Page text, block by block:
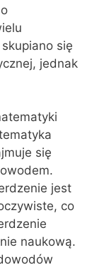
się
jednak
się
jest
co
naukową.